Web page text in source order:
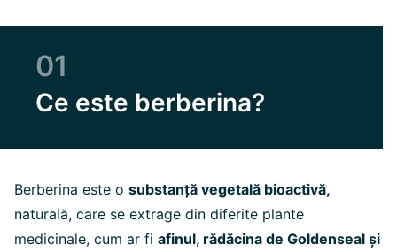
01
Ce este berberina?
Berberina este o substanță vegetală bioactivă,
naturală, care se extrage din diferite plante
medicinale, cum ar fi afinul, rădăcina de Goldenseal și